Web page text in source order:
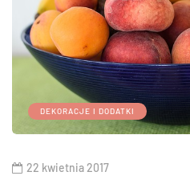
DEKORACJE I DODATKI
22 kwietnia 2017